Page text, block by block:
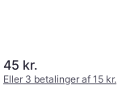
45 kr.
Eller 3 betalinger af 15 kr.